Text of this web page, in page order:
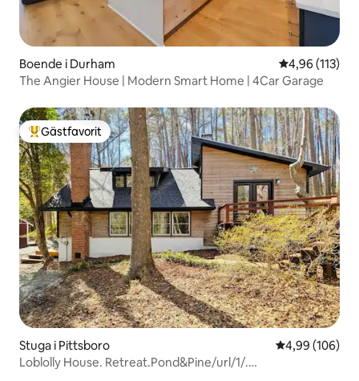
Boende i Durham 4,96 av 5 i
4,96 (113)
The Angier House | Modern Smart Home | 4Car Garage
Populär gästfavorit
Gästfavorit
Stuga i Pittsboro 4,99 av 5 i
4,99 (106)
Loblolly House. Retreat.Pond&Pine/url/1/.